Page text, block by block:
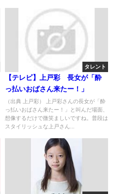
タレント
【テレビ】上戸彩 長女が「酔
っ払いおばさん来たー！」
（出典 上戸彩） 上戸彩さんの長女が「酔
っ払いおばさん来たー！」と叫んだ場面、
想像するだけで微笑ましいですね。普段は
スタイリッシュな上戸さん...